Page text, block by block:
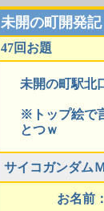
未開の町開発記
47回お題
未開の町駅北
※トップ絵で
とつｗ
サイコガンダム
お名前：